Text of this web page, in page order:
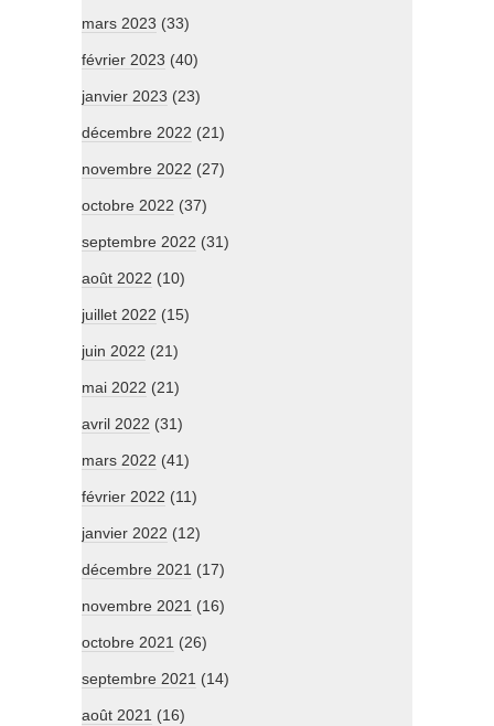
mars 2023 (33)
février 2023 (40)
janvier 2023 (23)
décembre 2022 (21)
novembre 2022 (27)
octobre 2022 (37)
septembre 2022 (31)
août 2022 (10)
juillet 2022 (15)
juin 2022 (21)
mai 2022 (21)
avril 2022 (31)
mars 2022 (41)
février 2022 (11)
janvier 2022 (12)
décembre 2021 (17)
novembre 2021 (16)
octobre 2021 (26)
septembre 2021 (14)
août 2021 (16)